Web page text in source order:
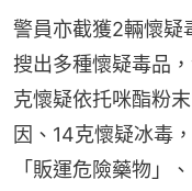
警員亦截獲2輛懷疑
搜出多種懷疑毒品
克懷疑依托咪酯粉
因、14克懷疑冰毒
「販運危險藥物」